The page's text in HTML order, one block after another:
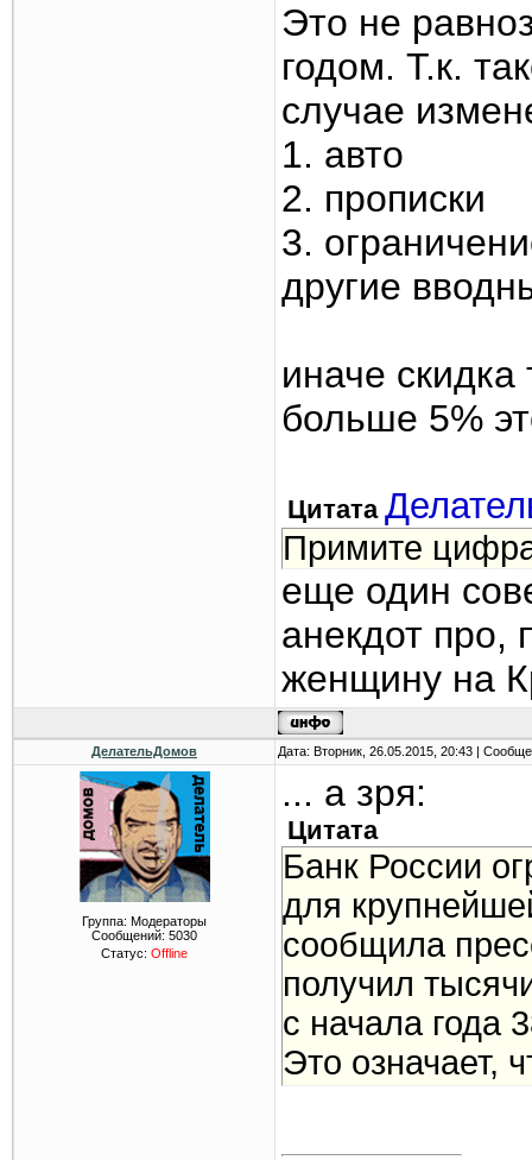
Это не
годом. Т.к.
случае
1. авто
2. прописки
3.
другие
иначе
больше 5%
Цитата
Примите
еще один
анекдот про,
женщину на
ДелательДомов Дата: Вторник, 26.05.2015, 20:43 |
Группа: Модераторы
Сообщений: 5030
Статус: Offline
... а зря:
Цитата
Банк России
для
сообщила
получил
с начала года
​Это означает,